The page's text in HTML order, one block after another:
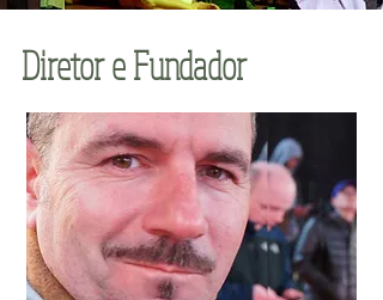
Diretor e Fundador